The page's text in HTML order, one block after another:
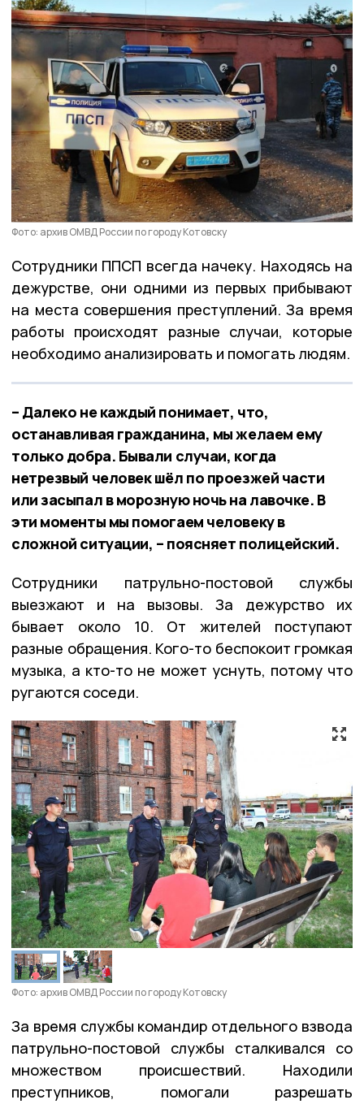
Фото: архив ОМВД России по городу Котовску
Сотрудники ППСП всегда начеку. Находясь на
дежурстве, они одними из первых прибывают
на места совершения преступлений. За время
работы происходят разные случаи, которые
необходимо анализировать и помогать людям.
– Далеко не каждый понимает, что,
останавливая гражданина, мы желаем ему
только добра. Бывали случаи, когда
нетрезвый человек шёл по проезжей части
или засыпал в морозную ночь на лавочке. В
эти моменты мы помогаем человеку в
сложной ситуации, – поясняет полицейский.
Сотрудники патрульно-постовой службы
выезжают и на вызовы. За дежурство их
бывает около 10. От жителей поступают
разные обращения. Кого-то беспокоит громкая
музыка, а кто-то не может уснуть, потому что
ругаются соседи.
Фото: архив ОМВД России по городу Котовску
За время службы командир отдельного взвода
патрульно-постовой службы сталкивался со
множеством происшествий. Находили
преступников, помогали разрешать